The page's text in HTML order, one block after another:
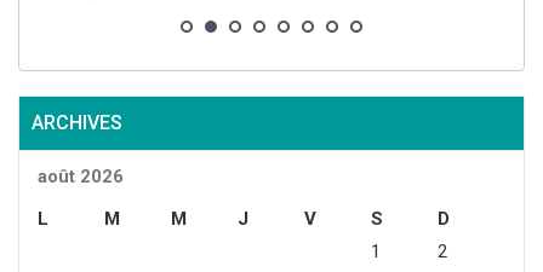
ARCHIVES
août 2026
L
M M J V S
D
1
2